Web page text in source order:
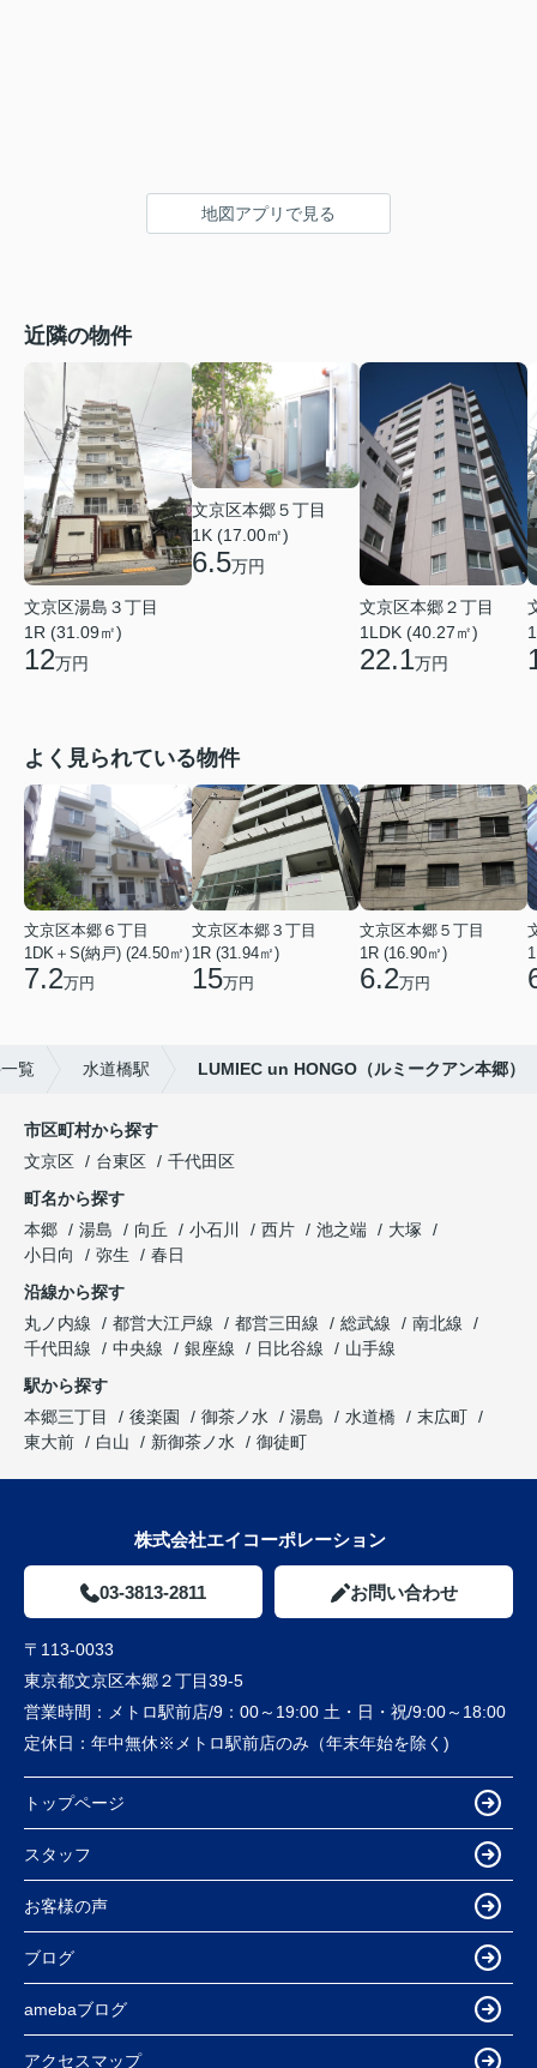
地図アプリで見る
近隣の物件
文京区湯島３丁目
1R (31.09㎡)
12万円
文京区本郷５丁目
1K (17.00㎡)
6.5万円
文京区本郷２丁目
1LDK (40.27㎡)
22.1万円
よく見られている物件
文京区本郷６丁目
1DK＋S(納戸) (24.50㎡)
7.2万円
文京区本郷３丁目
1R (31.94㎡)
15万円
文京区本郷５丁目
1R (16.90㎡)
6.2万円
覧 水道橋駅 LUMIEC un HONGO（ルミークアン本郷）
市区町村から探す
文京区
台東区
千代田区
町名から探す
本郷
湯島 向丘 小石川 西片 池之端
大塚
小日向
弥生
春日
沿線から探す
丸ノ内線
都営大江戸線 都営三田線 総武線
南北線
千代田線
中央線 銀座線 日比谷線
山手線
駅から探す
本郷三丁目
後楽園 御茶ノ水 湯島 水道橋
末広町
東大前
白山 新御茶ノ水 御徒町
株式会社エイコーポレーション
03-3813-2811 お問い合わせ
〒113-0033
東京都文京区本郷２丁目39-5
営業時間： メトロ駅前店/9：00～19:00 土・日・祝/9:00～18:00
定休日： 年中無休※メトロ駅前店のみ（年末年始を除く)
トップページ
スタッフ
お客様の声
ブログ
amebaブログ
アクセスマップ